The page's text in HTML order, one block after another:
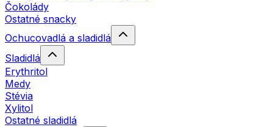
Čokolády
Ostatné snacky
Ochucovadlá a sladidlá
Sladidlá
Erythritol
Medy
Stévia
Xylitol
Ostatné sladidlá